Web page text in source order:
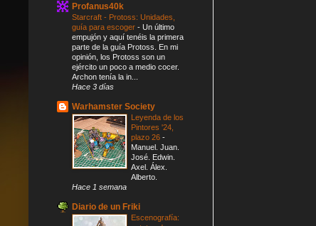
Profanus40k
Starcraft - Protoss: Unidades,
guía para escoger - Un último
empujón y aquí tenéis la primera
parte de la guía Protoss. En mi
opinión, los Protoss son un
ejército un poco a medio cocer.
Archon tenía la in...
Hace 3 días
Warhamster Society
Leyenda de los
Pintores '24,
plazo 26 -
Manuel. Juan.
José. Edwin.
Axel. Álex.
Alberto.
Hace 1 semana
Diario de un Friki
Escenografía: